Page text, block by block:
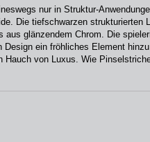
nur in Struktur-
Die tiefschwarzen strukturierten
aus glänzendem Chrom. Die
Design ein fröhliches Element
Hauch von Luxus. Wie